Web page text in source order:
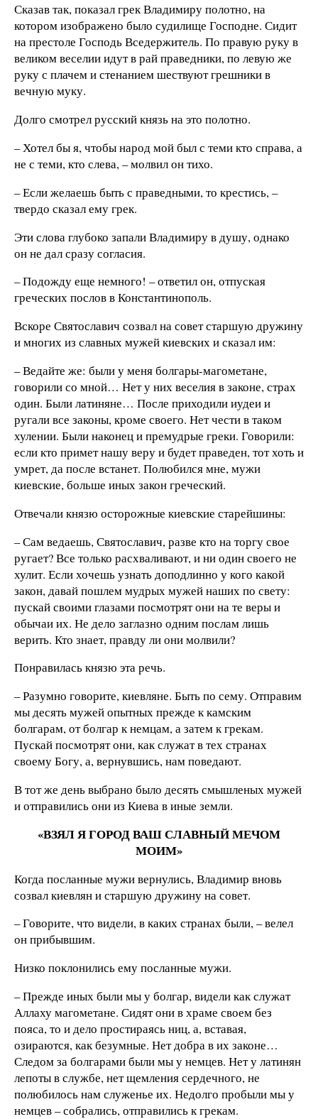
Сказав так, показал грек Владимиру полотно, на
котором изображено было судилище Господне. Сидит
на престоле Господь Вседержитель. По правую руку в
великом веселии идут в рай праведники, по левую же
руку с плачем и стенанием шествуют грешники в
вечную муку.
Долго смотрел русский князь на это полотно.
– Хотел бы я, чтобы народ мой был с теми кто справа, а
не с теми, кто слева, – молвил он тихо.
– Если желаешь быть с праведными, то крестись, –
твердо сказал ему грек.
Эти слова глубоко запали Владимиру в душу, однако
он не дал сразу согласия.
– Подожду еще немного! – ответил он, отпуская
греческих послов в Константинополь.
Вскоре Святославич созвал на совет старшую дружину
и многих из славных мужей киевских и сказал им:
– Ведайте же: были у меня болгары-магометане,
говорили со мной… Нет у них веселия в законе, страх
один. Были латиняне… После приходили иудеи и
ругали все законы, кроме своего. Нет чести в таком
хулении. Были наконец и премудрые греки. Говорили:
если кто примет нашу веру и будет праведен, тот хоть и
умрет, да после встанет. Полюбился мне, мужи
киевские, больше иных закон греческий.
Отвечали князю осторожные киевские старейшины:
– Сам ведаешь, Святославич, разве кто на торгу свое
ругает? Все только расхваливают, и ни один своего не
хулит. Если хочешь узнать доподлинно у кого какой
закон, давай пошлем мудрых мужей наших по свету:
пускай своими глазами посмотрят они на те веры и
обычаи их. Не дело заглазно одним послам лишь
верить. Кто знает, правду ли они молвили?
Понравилась князю эта речь.
– Разумно говорите, киевляне. Быть по сему. Отправим
мы десять мужей опытных прежде к камским
болгарам, от болгар к немцам, а затем к грекам.
Пускай посмотрят они, как служат в тех странах
своему Богу, а, вернувшись, нам поведают.
В тот же день выбрано было десять смышленых мужей
и отправились они из Киева в иные земли.
«ВЗЯЛ Я ГОРОД ВАШ СЛАВНЫЙ МЕЧОМ
МОИМ»
Когда посланные мужи вернулись, Владимир вновь
созвал киевлян и старшую дружину на совет.
– Говорите, что видели, в каких странах были, – велел
он прибывшим.
Низко поклонились ему посланные мужи.
– Прежде иных были мы у болгар, видели как служат
Аллаху магометане. Сидят они в храме своем без
пояса, то и дело простираясь ниц, а, вставая,
озираются, как безумные. Нет добра в их законе…
Следом за болгарами были мы у немцев. Нет у латинян
лепоты в службе, нет щемления сердечного, не
полюбилось нам служенье их. Недолго пробыли мы у
немцев – собрались, отправились к грекам.